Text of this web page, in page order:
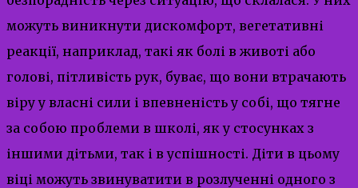
можуть виникнути дискомфорт, вегетативні
реакції, наприклад, такі як болі в животі або
голові, пітливість рук, буває, що вони втрачають
віру у власні сили і впевненість у собі, що тягне
за собою проблеми в школі, як у стосунках з
іншими дітьми, так і в успішності. Діти в цьому
віці можуть звинуватити в розлученні одного з